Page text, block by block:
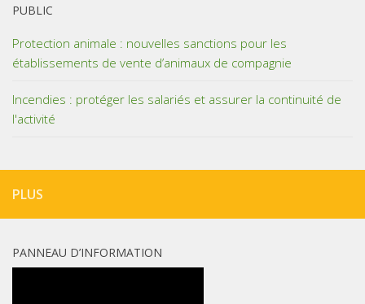
PUBLIC
Protection animale : nouvelles sanctions pour les
établissements de vente d’animaux de compagnie
Incendies : protéger les salariés et assurer la continuité de
l'activité
PLUS
PANNEAU D’INFORMATION